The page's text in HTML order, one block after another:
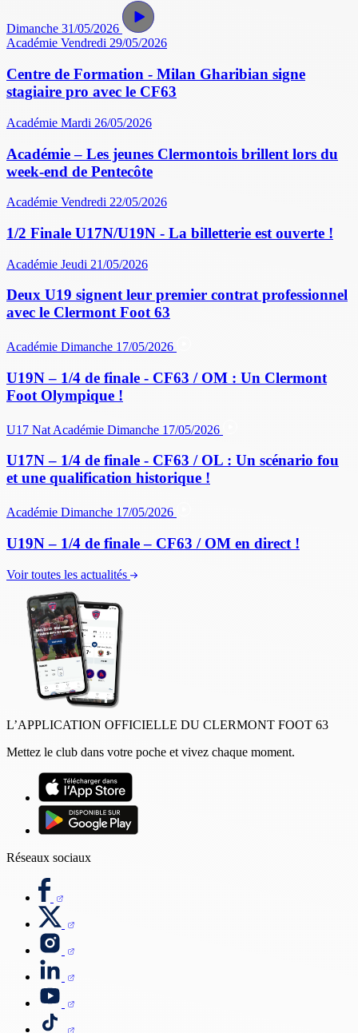
Dimanche 31/05/2026
Académie Vendredi 29/05/2026
Centre de Formation - Milan Gharibian signe
stagiaire pro avec le CF63
Académie Mardi 26/05/2026
Académie – Les jeunes Clermontois brillent lors du
week-end de Pentecôte
Académie Vendredi 22/05/2026
1/2 Finale U17N/U19N - La billetterie est ouverte !
Académie Jeudi 21/05/2026
Deux U19 signent leur premier contrat professionnel
avec le Clermont Foot 63
Académie Dimanche 17/05/2026
U19N – 1/4 de finale - CF63 / OM : Un Clermont
Foot Olympique !
U17 Nat Académie Dimanche 17/05/2026
U17N – 1/4 de finale - CF63 / OL : Un scénario fou
et une qualification historique !
Académie Dimanche 17/05/2026
U19N – 1/4 de finale – CF63 / OM en direct !
Voir toutes les actualités
L’APPLICATION OFFICIELLE DU CLERMONT FOOT 63
Mettez le club dans votre poche et vivez chaque moment.
Réseaux sociaux